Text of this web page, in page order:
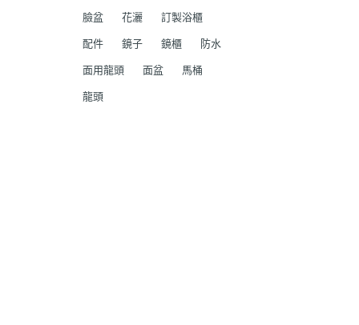
臉盆 花灑 訂製浴櫃
配件 鏡子 鏡櫃 防水
面用龍頭 面盆 馬桶
龍頭